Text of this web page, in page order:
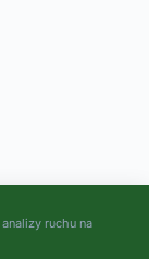
ruchu na